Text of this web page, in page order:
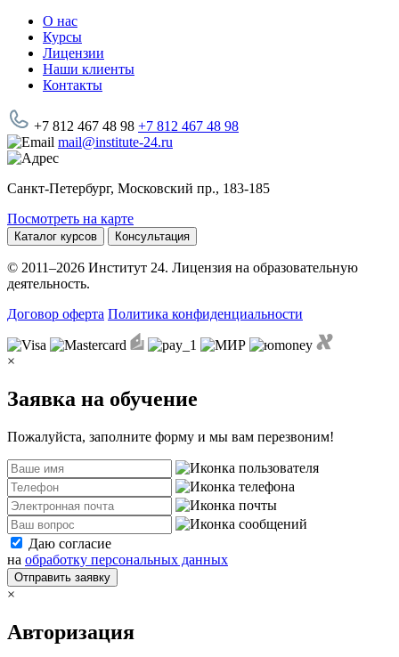
О нас
Курсы
Лицензии
Наши клиенты
Контакты
+7 812 467 48 98 +7 812 467 48 98
mail@institute-24.ru
Санкт-Петербург, Московский пр., 183-185
Посмотреть на карте
Каталог курсов Консультация
© 2011–2026 Институт 24. Лицензия на образовательную
деятельность.
Договор оферта Политика конфиденциальности
×
Заявка на обучение
Пожалуйста, заполните форму и мы вам перезвоним!
Даю согласие
на обработку персональных данных
Отправить заявку
×
Авторизация